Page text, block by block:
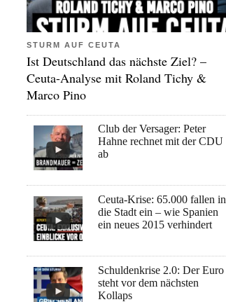
STURM AUF CEUTA
Ist Deutschland das nächste Ziel? –
Ceuta-Analyse mit Roland Tichy &
Marco Pino
Club der Versager: Peter
Hahne rechnet mit der CDU
ab
Ceuta-Krise: 65.000 fallen in
die Stadt ein – wie Spanien
ein neues 2015 verhindert
Schuldenkrise 2.0: Der Euro
steht vor dem nächsten
Kollaps